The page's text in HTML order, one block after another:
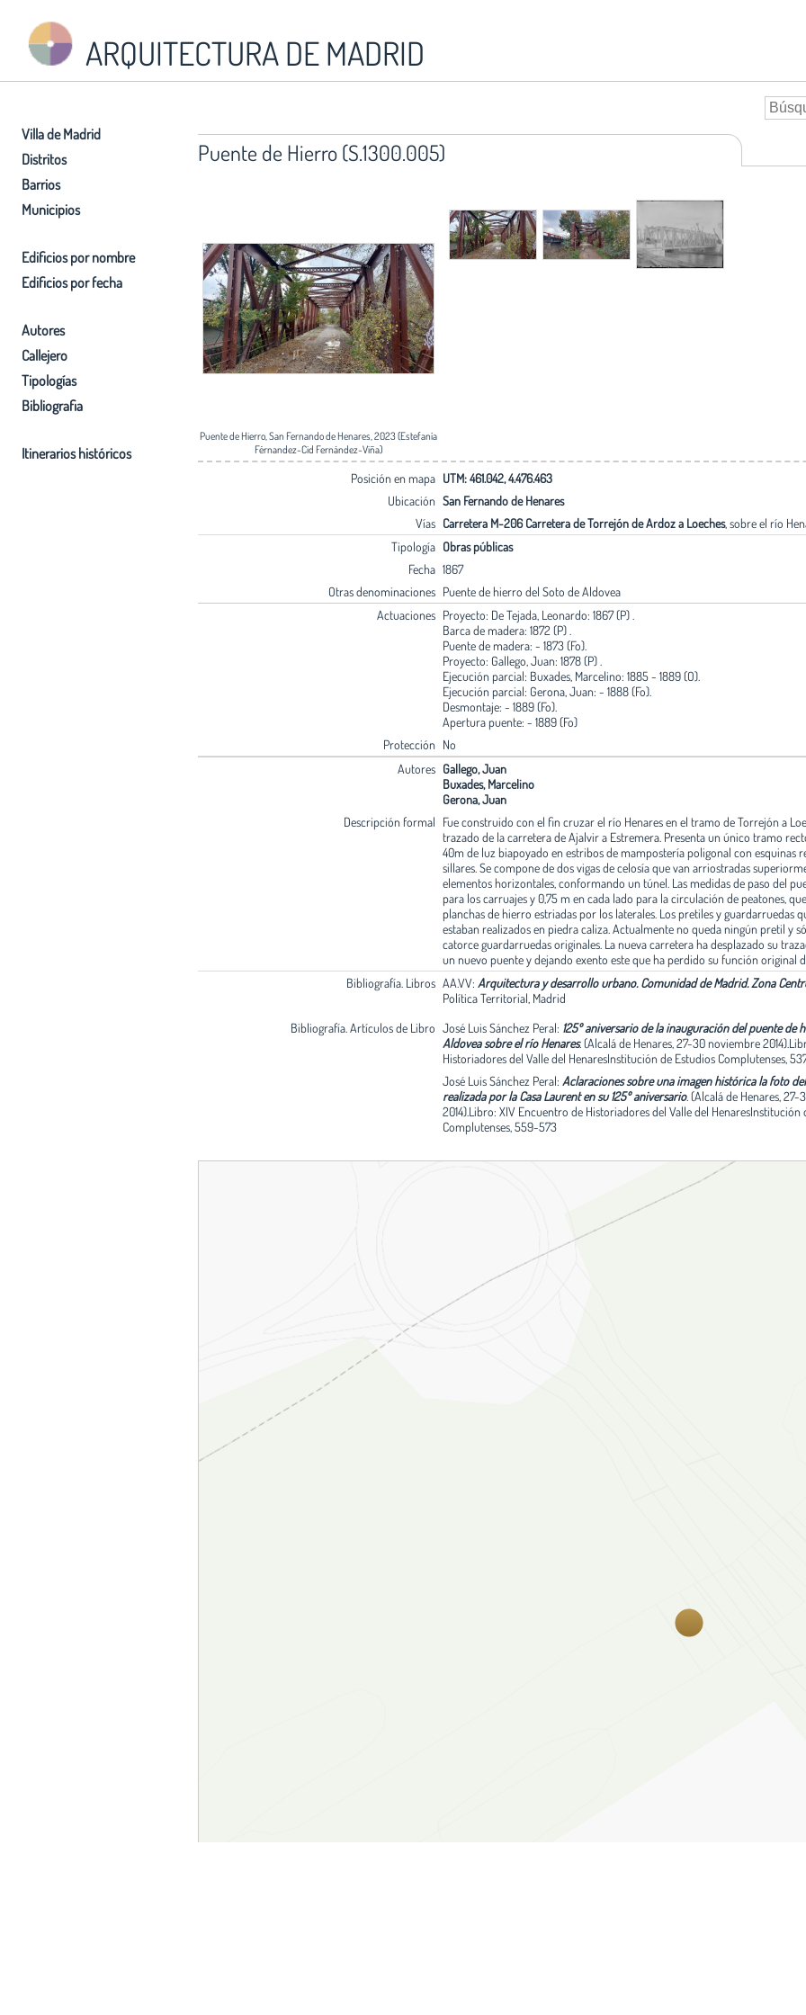
ARQUITECTURA DE MADRID
Villa de Madrid
Distritos
Barrios
Municipios
Edificios por nombre
Edificios por fecha
Autores
Callejero
Tipologías
Bibliografia
Itinerarios históricos
Puente de Hierro (S.1300.005)
Puente de Hierro, San Fernando de Henares, 2023 (Estefanía
Férnandez-Cid Fernández-Viña)
Posición en mapa UTM: 461.042, 4.476.463
Ubicación San Fernando de Henares
Vías Carretera M-206 Carretera de Torrejón de Ardoz a Loeches, sobre el río
Tipología Obras públicas
Fecha 1867
Otras denominaciones Puente de hierro del Soto de Aldovea
Actuaciones Proyecto: De Tejada, Leonardo: 1867 (P) .
Barca de madera: 1872 (P) .
Puente de madera: - 1873 (Fo).
Proyecto: Gallego, Juan: 1878 (P) .
Ejecución parcial: Buxades, Marcelino: 1885 - 1889 (O).
Ejecución parcial: Gerona, Juan: - 1888 (Fo).
Desmontaje: - 1889 (Fo).
Apertura puente: - 1889 (Fo)
Protección No
Autores Gallego, Juan
Buxades, Marcelino
Gerona, Juan
Descripción formal Fue construido con el fin cruzar el río Henares en el tramo de Torrejón a
trazado de la carretera de Ajalvir a Estremera. Presenta un único tramo
40m de luz biapoyado en estribos de mampostería poligonal con esquinas
sillares. Se compone de dos vigas de celosía que van arriostradas
elementos horizontales, conformando un túnel. Las medidas de paso del
para los carruajes y 0,75 m en cada lado para la circulación de peatones,
planchas de hierro estriadas por los laterales. Los pretiles y guardarruedas
estaban realizados en piedra caliza. Actualmente no queda ningún pretil y
catorce guardarruedas originales. La nueva carretera ha desplazado su
un nuevo puente y dejando exento este que ha perdido su función original
Bibliografía. Libros AA.VV: Arquitectura y desarrollo urbano. Comunidad de Madrid. Zona
Política Territorial, Madrid
Bibliografía. Artículos de Libro José Luis Sánchez Peral: 125º aniversario de la inauguración del puente de
Aldovea sobre el río Henares.(Alcalá de Henares, 27-30 noviembre
Historiadores del Valle del HenaresInstitución de Estudios Complutenses,
José Luis Sánchez Peral: Aclaraciones sobre una imagen histórica la foto
realizada por la Casa Laurent en su 125º aniversario. (Alcalá de Henares,
2014).Libro: XIV Encuentro de Historiadores del Valle del HenaresInstitución
Complutenses, 559-573